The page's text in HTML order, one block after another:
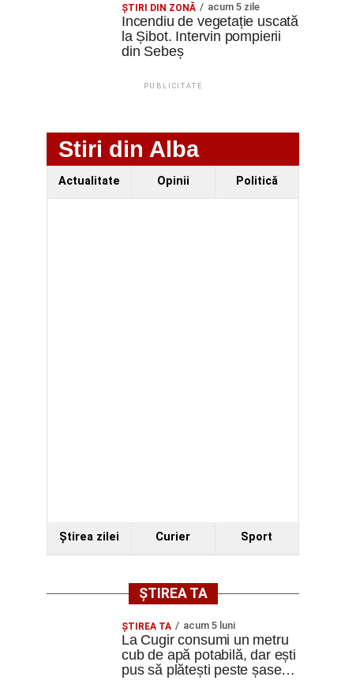
ŞTIRI DIN ZONĂ acum 5 zile
Incendiu de vegetație uscată
la Șibot. Intervin pompierii
din Sebeș
PUBLICITATE
Stiri din Alba
Actualitate Opinii Politică
Ştirea zilei Curier Sport
ȘTIREA TA
ȘTIREA TA acum 5 luni
La Cugir consumi un metru
cub de apă potabilă, dar ești
pus să plătești peste șase…